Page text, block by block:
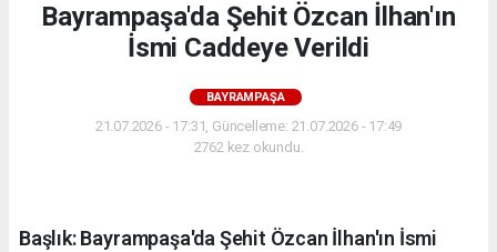
Bayrampaşa'da Şehit Özcan İlhan'ın
İsmi Caddeye Verildi
BAYRAMPAŞA
21.07.2026 - 17:31, Güncelleme: 21.07.2026 - 17:49
2762 kez okundu.
Başlık: Bayrampaşa'da Şehit Özcan İlhan'ın İsmi